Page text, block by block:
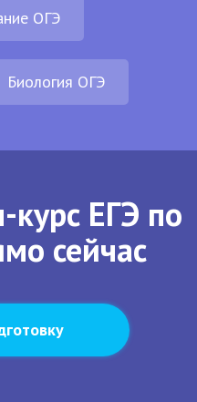
ОГЭ
Биология ОГЭ
ЕГЭ по
сейчас